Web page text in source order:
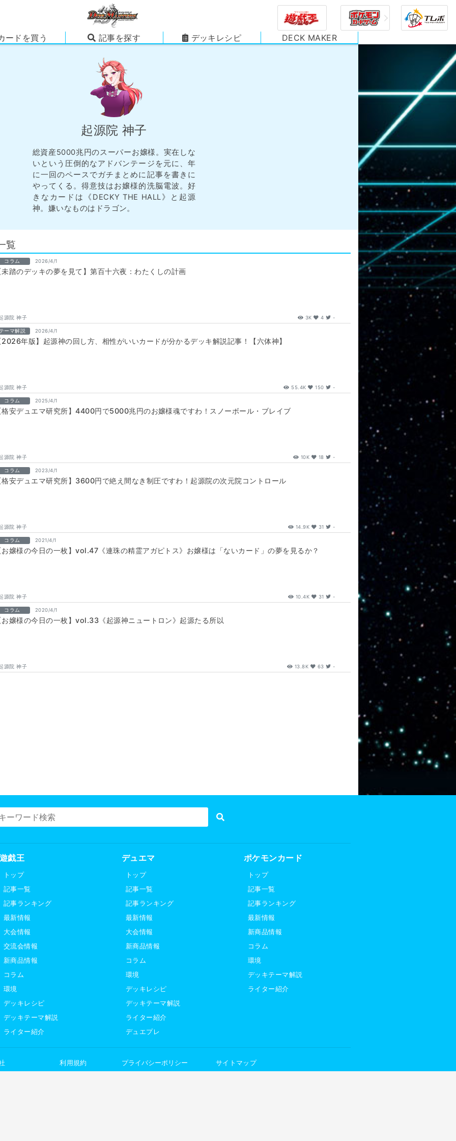
ードを買う 記事を探す デッキレシピ DECK MAKER
起源院 神子
総資産5000兆円のスーパーお嬢様。実在しな
いという圧倒的なアドバンテージを元に、年
に一回のペースでガチまとめに記事を書きに
やってくる。得意技はお嬢様的洗脳電波。好
きなカードは《DECKY THE HALL》と起源
神。嫌いなものはドラゴン。
覧
コラム 2026/4/1
未踏のデッキの夢を見て】第百十六夜：わたくしの計画
源院 神子 3K 4 -
ーマ解説 2026/4/1
2026年版】起源神の回し方、相性がいいカードが分かるデッキ解説記事！【六体神】
源院 神子 55.4K 150 -
コラム 2025/4/1
格安デュエマ研究所】4400円で5000兆円のお嬢様魂ですわ！スノーボール・ブレイブ
源院 神子 10K 18 -
コラム 2023/4/1
格安デュエマ研究所】3600円で絶え間なき制圧ですわ！起源院の次元院コントロール
源院 神子 14.9K 31 -
コラム 2021/4/1
お嬢様の今日の一枚】vol.47《連珠の精霊アガピトス》お嬢様は「ないカード」の夢を見るか？
源院 神子 10.4K 31 -
コラム 2020/4/1
お嬢様の今日の一枚】vol.33《起源神ニュートロン》起源たる所以
源院 神子 13.8K 63 -
遊戯王
トップ
記事一覧
記事ランキング
最新情報
大会情報
交流会情報
新商品情報
コラム
環境
デッキレシピ
デッキテーマ解説
ライター紹介
デュエマ
トップ
記事一覧
記事ランキング
最新情報
大会情報
新商品情報
コラム
環境
デッキレシピ
デッキテーマ解説
ライター紹介
デュエプレ
ポケモンカード
トップ
記事一覧
記事ランキング
最新情報
新商品情報
コラム
環境
デッキテーマ解説
ライター紹介
利用規約 プライバシーポリシー サイトマップ